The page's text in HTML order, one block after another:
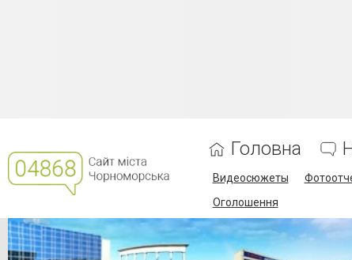
Головна
Видеосюжеты
Оголошення